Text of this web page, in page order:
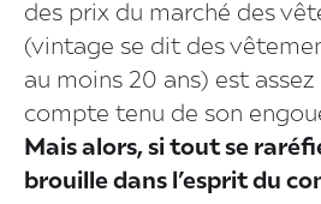
des prix du marché des
(vintage se dit des
au moins 20 ans) est
compte tenu de son
Mais alors, si tout se
brouille dans l’esprit du